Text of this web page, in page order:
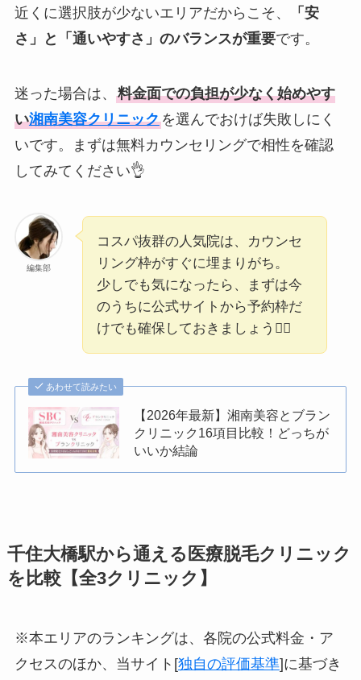
近くに選択肢が少ないエリアだからこそ、
「安
さ」と「通いやすさ」のバランスが重要です。
迷った場合は、 料金面での負担が少なく始めやす
い湘南美容クリニックを選んでおけば失敗しにく
いです。まずは無料カウンセリングで相性を確認
してみてください👌
編集部
コスパ抜群の人気院は、カウンセ
リング枠がすぐに埋まりがち。
少しでも気になったら、まずは今
のうちに公式サイトから予約枠だ
けでも確保しておきましょう🏃‍♀️
あわせて読みたい
【2026年最新】湘南美容とブラン
クリニック16項目比較！どっちが
いいか結論
千住大橋駅から通える医療脱毛クリニック
を比較【全3クリニック】
※本エリアのランキングは、各院の公式料金・ア
クセスのほか、当サイト[独自の評価基準]に基づき